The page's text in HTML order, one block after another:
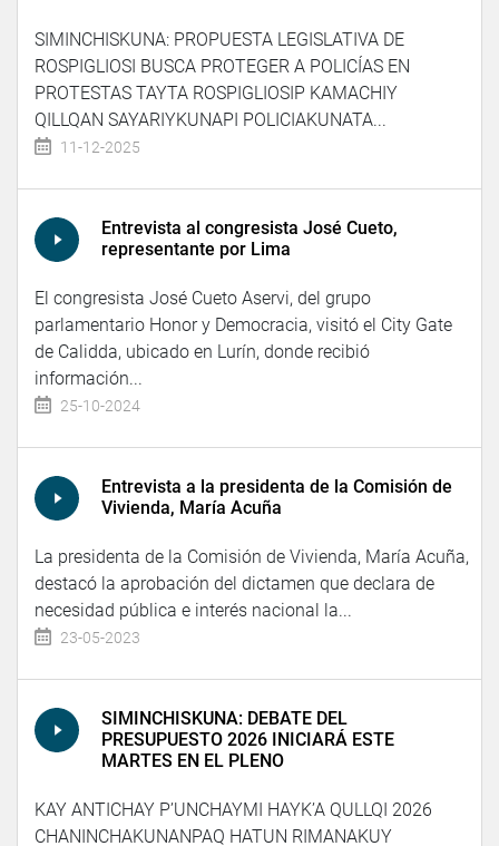
SIMINCHISKUNA: PROPUESTA LEGISLATIVA DE
ROSPIGLIOSI BUSCA PROTEGER A POLICÍAS EN
PROTESTAS TAYTA ROSPIGLIOSIP KAMACHIY
QILLQAN SAYARIYKUNAPI POLICIAKUNATA...
11-12-2025
Entrevista al congresista José Cueto,
representante por Lima
El congresista José Cueto Aservi, del grupo
parlamentario Honor y Democracia, visitó el City Gate
de Calidda, ubicado en Lurín, donde recibió
información...
25-10-2024
Entrevista a la presidenta de la Comisión de
Vivienda, María Acuña
La presidenta de la Comisión de Vivienda, María Acuña,
destacó la aprobación del dictamen que declara de
necesidad pública e interés nacional la...
23-05-2023
SIMINCHISKUNA: DEBATE DEL
PRESUPUESTO 2026 INICIARÁ ESTE
MARTES EN EL PLENO
KAY ANTICHAY P’UNCHAYMI HAYK’A QULLQI 2026
CHANINCHAKUNANPAQ HATUN RIMANAKUY